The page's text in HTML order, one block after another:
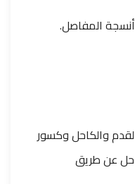
المفاصل.
والكاحل وكسور
عن طريق